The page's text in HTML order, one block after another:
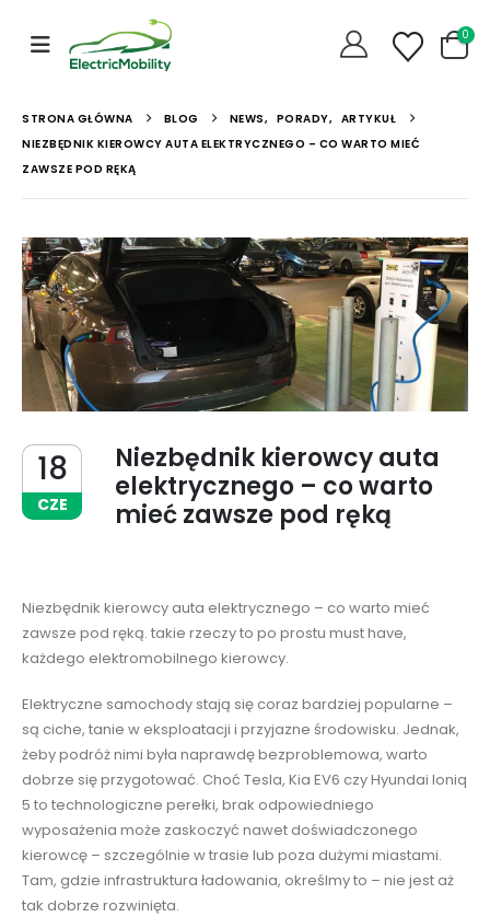
0
STRONA GŁÓWNA BLOG NEWS, PORADY, ARTYKUŁ
NIEZBĘDNIK KIEROWCY AUTA ELEKTRYCZNEGO – CO WARTO MIEĆ
ZAWSZE POD RĘKĄ
18
CZE
Niezbędnik kierowcy auta
elektrycznego – co warto
mieć zawsze pod ręką
Niezbędnik kierowcy auta elektrycznego – co warto mieć
zawsze pod ręką. takie rzeczy to po prostu must have,
każdego elektromobilnego kierowcy.
Elektryczne samochody stają się coraz bardziej popularne –
są ciche, tanie w eksploatacji i przyjazne środowisku. Jednak,
żeby podróż nimi była naprawdę bezproblemowa, warto
dobrze się przygotować. Choć Tesla, Kia EV6 czy Hyundai Ioniq
5 to technologiczne perełki, brak odpowiedniego
wyposażenia może zaskoczyć nawet doświadczonego
kierowcę – szczególnie w trasie lub poza dużymi miastami.
Tam, gdzie infrastruktura ładowania, określmy to – nie jest aż
tak dobrze rozwinięta.